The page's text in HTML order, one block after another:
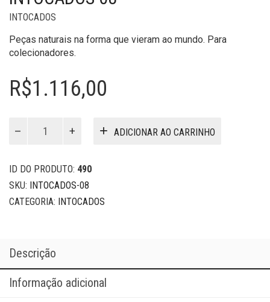
INTOCADOS
Peças naturais na forma que vieram ao mundo. Para
colecionadores.
R$1.116,00
ADICIONAR AO CARRINHO
ID DO PRODUTO: 490
SKU: INTOCADOS-08
CATEGORIA: INTOCADOS
Descrição
Informação adicional